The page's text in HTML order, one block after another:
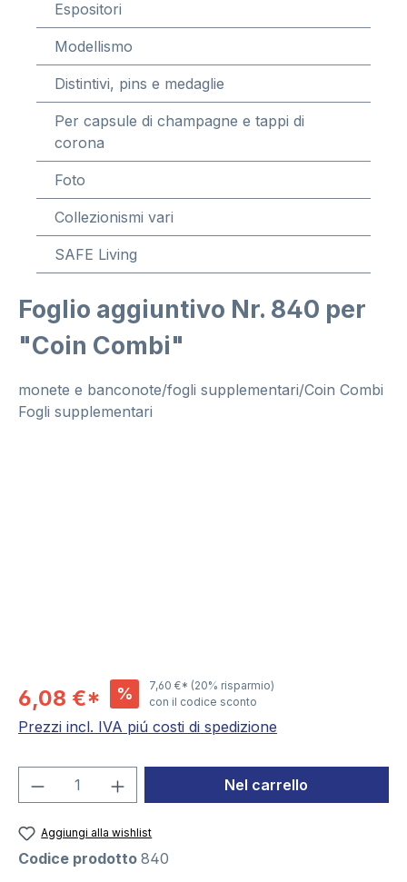
Espositori
Modellismo
Distintivi, pins e medaglie
Per capsule di champagne e tappi di
corona
Foto
Collezionismi vari
SAFE Living
Foglio aggiuntivo Nr. 840 per
"Coin Combi"
monete e banconote/fogli supplementari/Coin Combi
Fogli supplementari
6,08 €* % 7,60 €* (20% risparmio)
con il codice sconto
Prezzi incl. IVA piú costi di spedizione
Quantità del prodotto: inserisci la
Nel carrello
Aggiungi alla wishlist
Codice prodotto 840